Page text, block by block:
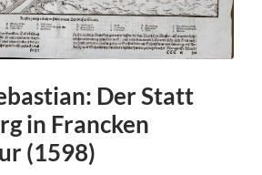
Der Statt
in Francken
(1598)